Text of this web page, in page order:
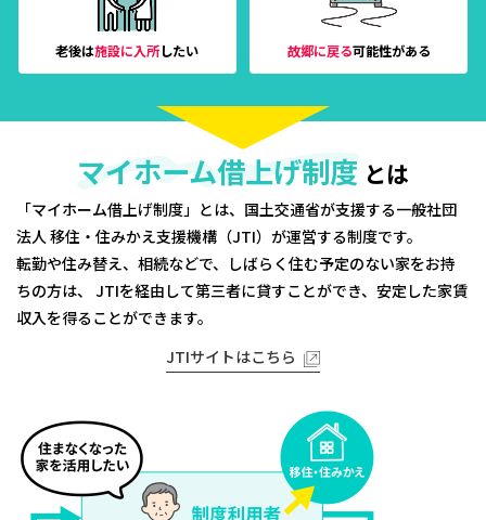
老後は施設に入所したい 故郷に戻る可能性がある
マイホーム借上げ制度 とは
「マイホーム借上げ制度」とは、国土交通省が支援する一般社団
法人 移住・住みかえ支援機構（JTI）が運営する制度です。
転勤や住み替え、相続などで、しばらく住む予定のない家をお持
ちの方は、 JTIを経由して第三者に貸すことができ、安定した家賃
収入を得ることができます。
JTIサイトはこちら